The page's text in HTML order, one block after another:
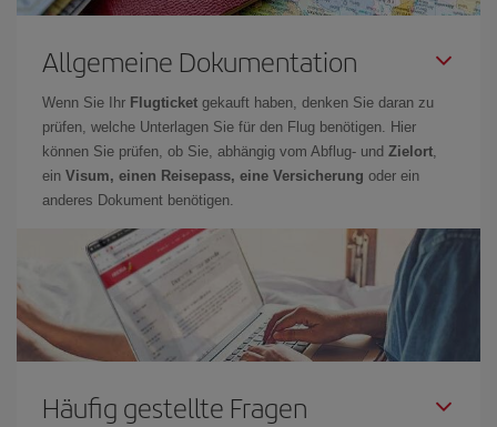
Allgemeine Dokumentation
Wenn Sie Ihr Flugticket gekauft haben, denken Sie daran zu
prüfen, welche Unterlagen Sie für den Flug benötigen. Hier
können Sie prüfen, ob Sie, abhängig vom Abflug- und Zielort,
ein Visum, einen Reisepass, eine Versicherung oder ein
anderes Dokument benötigen.
Häufig gestellte Fragen